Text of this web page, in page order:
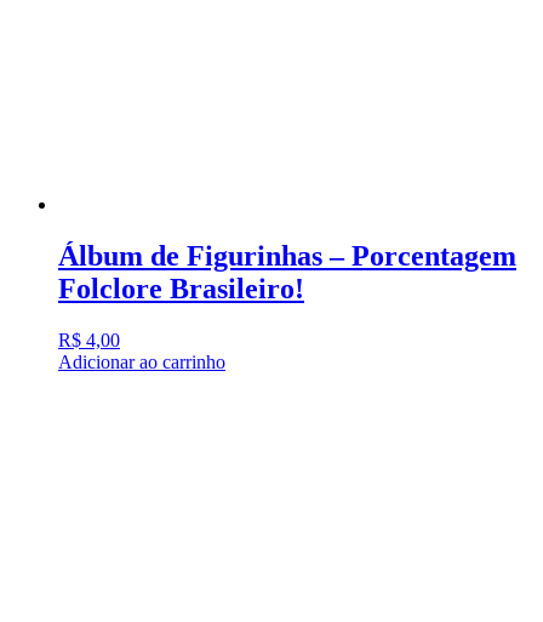
Álbum de Figurinhas – Porcentagem
Folclore Brasileiro!
R$ 4,00
Adicionar ao carrinho